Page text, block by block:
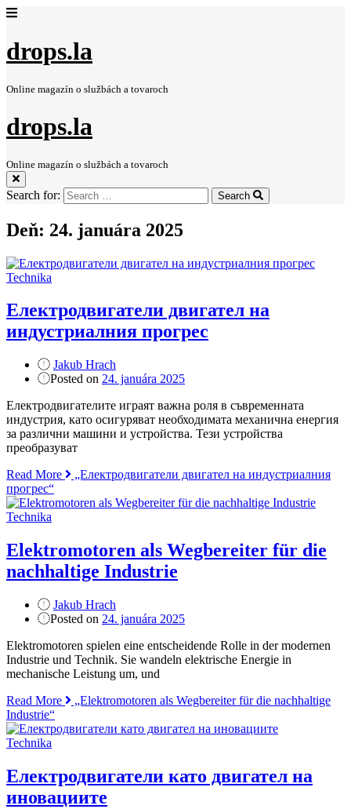
drops.la
Online magazín o službách a tovaroch
drops.la
Online magazín o službách a tovaroch
Search for: Search
Deň: 24. januára 2025
Technika
Електродвигатели двигател на
индустриалния прогрес
Jakub Hrach
Posted on 24. januára 2025
Електродвигателите играят важна роля в съвременната
индустрия, като осигуряват необходимата механична енергия
за различни машини и устройства. Тези устройства
преобразуват
Read More
„Електродвигатели двигател на индустриалния
прогрес“
Technika
Elektromotoren als Wegbereiter für die
nachhaltige Industrie
Jakub Hrach
Posted on 24. januára 2025
Elektromotoren spielen eine entscheidende Rolle in der modernen
Industrie und Technik. Sie wandeln elektrische Energie in
mechanische Leistung um, und
Read More
„Elektromotoren als Wegbereiter für die nachhaltige
Industrie“
Technika
Електродвигатели като двигател на
иновациите